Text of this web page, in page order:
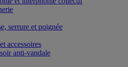
serrure et poignée
accessoires
anti-vandale